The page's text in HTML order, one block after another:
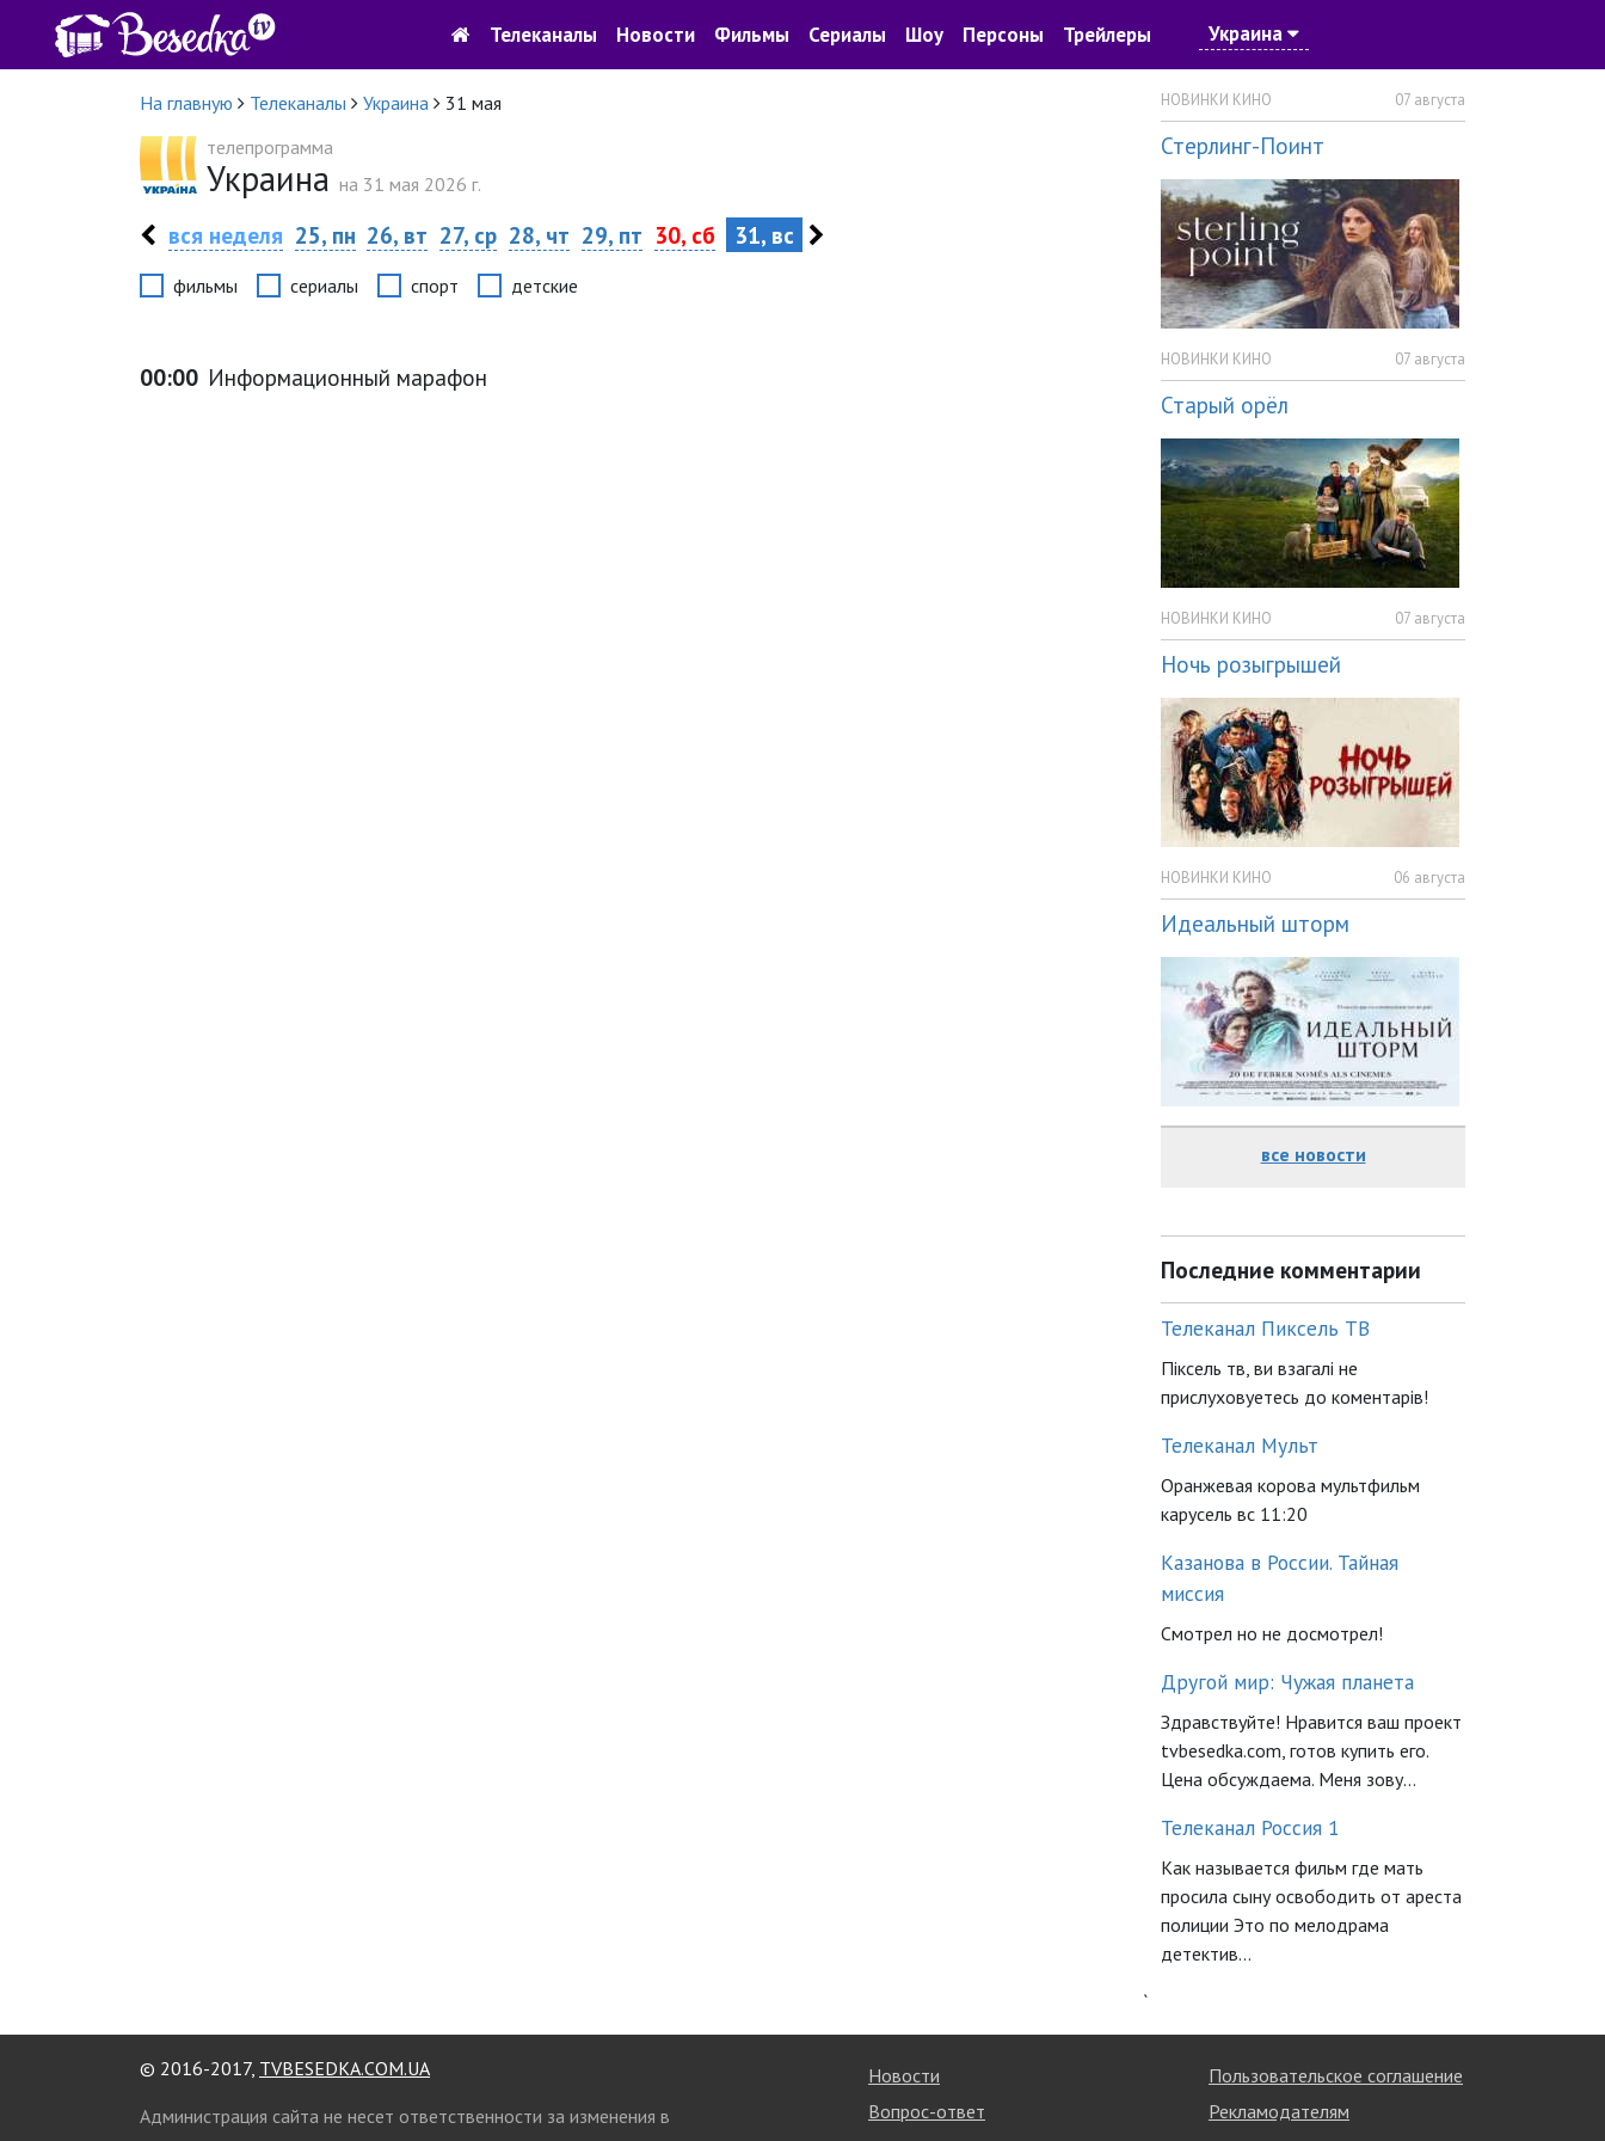
Телеканалы Новости Фильмы Сериалы Шоу Персоны Трейлеры Украина
На главную Телеканалы Украина
31 мая
телепрограмма
Украина на 31 мая 2026 г.
вся неделя 25, пн 26, вт 27, ср 28, чт 29, пт 30, сб 31, вс
фильмы сериалы спорт детские
00:00 Информационный марафон
НОВИНКИ КИНО 07 августа
Стерлинг-Поинт
НОВИНКИ КИНО 07 августа
Старый орёл
НОВИНКИ КИНО 07 августа
Ночь розыгрышей
НОВИНКИ КИНО 06 августа
Идеальный шторм
все новости
Последние комментарии
Телеканал Пиксель ТВ
Піксель тв, ви взагалі не
прислуховуетесь до коментарів!
Телеканал Мульт
Оранжевая корова мультфильм
карусель вс 11:20
Казанова в России. Тайная
миссия
Смотрел но не досмотрел!
Другой мир: Чужая планета
Здравствуйте! Нравится ваш проект
tvbesedka.com, готов купить его.
Цена обсуждаема. Меня зову...
Телеканал Россия 1
Как называется фильм где мать
просила сыну освободить от ареста
полиции Это по мелодрама
детектив...
`
© 2016-2017, TVBESEDKA.COM.UA
Администрация сайта не несет ответственности за изменения в
Новости
Вопрос-ответ
Пользовательское соглашение
Рекламодателям